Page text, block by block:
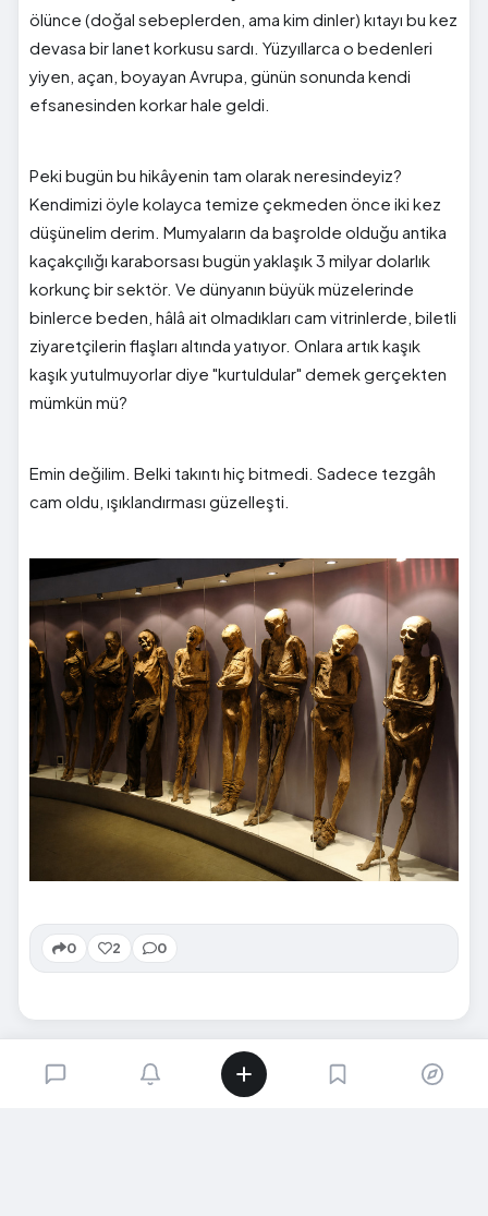
ölünce (doğal sebeplerden, ama kim dinler) kıtayı bu kez
devasa bir lanet korkusu sardı. Yüzyıllarca o bedenleri
yiyen, açan, boyayan Avrupa, günün sonunda kendi
efsanesinden korkar hale geldi.
Peki bugün bu hikâyenin tam olarak neresindeyiz?
Kendimizi öyle kolayca temize çekmeden önce iki kez
düşünelim derim. Mumyaların da başrolde olduğu antika
kaçakçılığı karaborsası bugün yaklaşık 3 milyar dolarlık
korkunç bir sektör. Ve dünyanın büyük müzelerinde
binlerce beden, hâlâ ait olmadıkları cam vitrinlerde, biletli
ziyaretçilerin flaşları altında yatıyor. Onlara artık kaşık
kaşık yutulmuyorlar diye "kurtuldular" demek gerçekten
mümkün mü?
Emin değilim. Belki takıntı hiç bitmedi. Sadece tezgâh
cam oldu, ışıklandırması güzelleşti.
0 2 0
SIRADAKI İÇERIK